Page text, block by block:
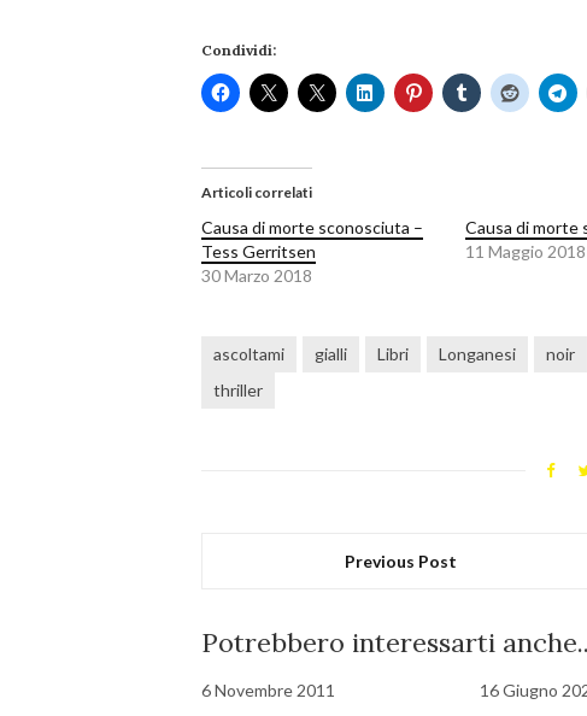
Condividi:
Articoli correlati
Causa di morte sconosciuta –
Tess Gerritsen
30 Marzo 2018
Causa di morte
11 Maggio 2018
ascoltami gialli Libri Longanesi noir
thriller
Previous Post
Potrebbero interessarti
6 Novembre 2011 16 Giugno